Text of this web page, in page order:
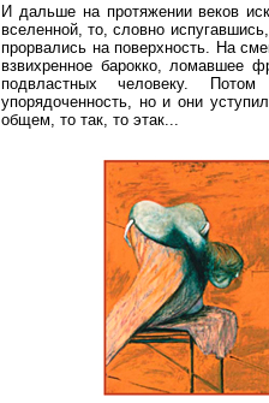
И дальше на протяжении веков
вселенной, то, словно
прорвались на поверхность. На
взвихренное барокко, ломавшее
подвластных человеку.
упорядоченность, но и они
общем, то так, то этак...